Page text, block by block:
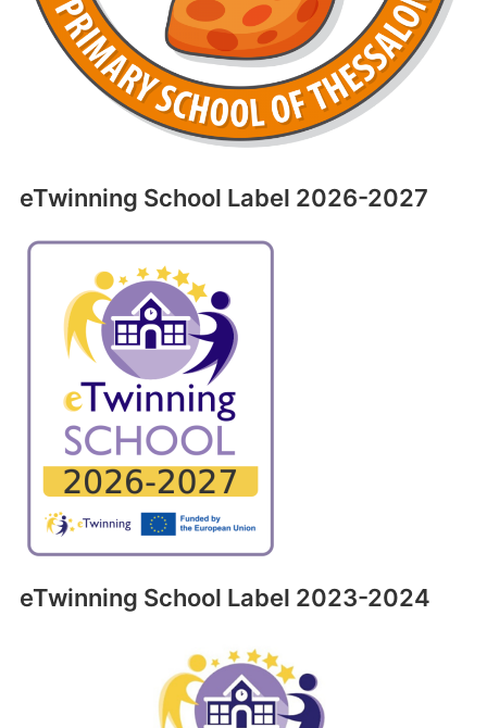
eTwinning School Label 2026-2027
eTwinning School Label 2023-2024